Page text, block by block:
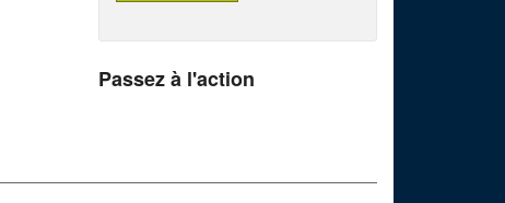
Passez à l'action